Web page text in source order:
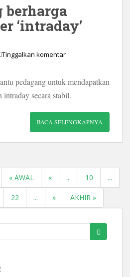
berharga
‘intraday’
Tinggalkan komentar
pedagang untuk mendapatkan
intraday secara stabil.
BACA SELENGKAPNYA
« AWAL « ... 10 ...
22 ... » AKHIR »